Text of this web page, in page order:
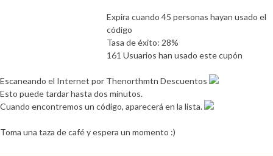
Expira cuando 45 personas hayan usado el
código
Tasa de éxito: 28%
161 Usuarios han usado este cupón
Escaneando el Internet por Thenorthmtn Descuentos
Esto puede tardar hasta dos minutos.
Cuando encontremos un código, aparecerá en la lista.
Toma una taza de café y espera un momento :)